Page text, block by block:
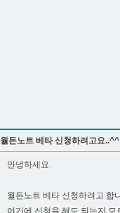
월든노트 베타 신청하려고요..^^
안녕하세요.
월든노트 베타 신청하려고 합
여기에 신청을 해도 되는지